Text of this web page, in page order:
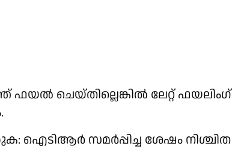
ചെയ്തില്ലെങ്കിൽ ലേറ്റ് ഫയലിംഗ്
ഐടിആർ സമർപ്പിച്ച ശേഷം നിശ്ചിത